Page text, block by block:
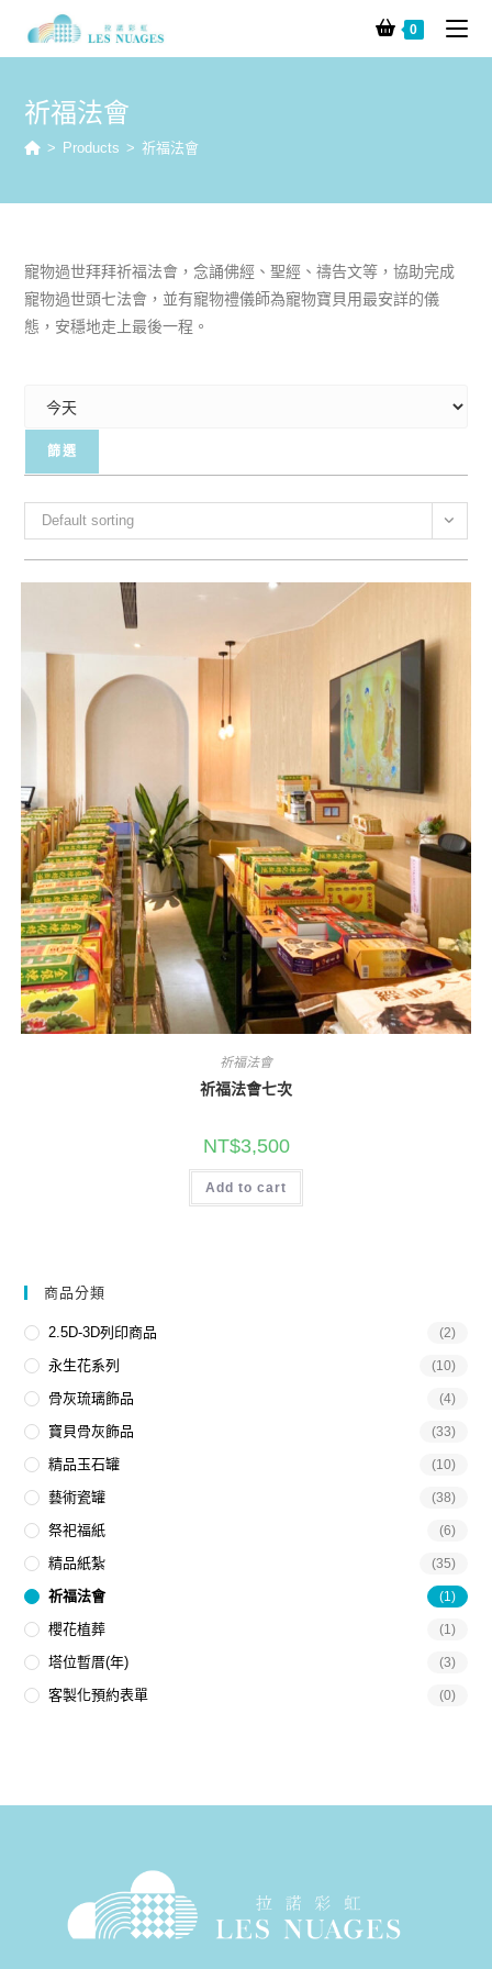
0
祈福法會
> Products > 祈福法會
寵物過世拜拜祈福法會，念誦佛經、聖經、禱告文等，協助完成
寵物過世頭七法會，並有寵物禮儀師為寵物寶貝用最安詳的儀
態，安穩地走上最後一程。
Default sorting
祈福法會
祈福法會七次
NT$3,500
Add to cart
商品分類
2.5D-3D列印商品 (2)
永生花系列 (10)
骨灰琉璃飾品 (4)
寶貝骨灰飾品 (33)
精品玉石罐 (10)
藝術瓷罐 (38)
祭祀福紙 (6)
精品紙紮 (35)
祈福法會 (1)
櫻花植葬 (1)
塔位暫厝(年) (3)
客製化預約表單 (0)